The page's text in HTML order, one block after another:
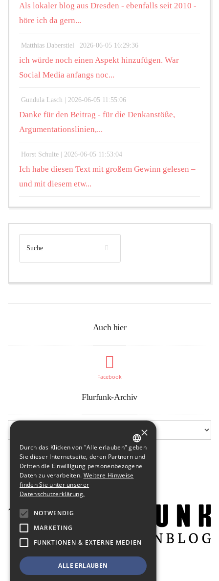
Als lokaler blog aus Dresden - ebenfalls seit 2010 -
höre ich da gern...
Matthias Daberstiel | 2026-06-05 16:29:36
ich würde noch einen Aspekt hinzufügen. War
Social Media anfangs noc...
Gundula Lasch | 2026-06-05 11:55:06
Danke für den Beitrag - für die Denkanstöße,
Argumentationslinien,...
Horst Schulte | 2026-06-05 11:53:04
Ich habe diesen Text mit großem Gewinn gelesen –
und mit diesem etw...
Auch hier
Facebook
Flurfunk-Archiv
GERMAN
ENGLISH
×
Durch das Klicken von "Alle erlauben" geben
Sie dieser Internetseite, deren Partnern und
Dritten die Einwilligung personenbezogene
Daten zu verarbeiten. Weitere Hinweise
finden Sie unter unserer
Datenschutzerklärung.
NOTWENDIG
MARKETING
FUNKTIONEN & EXTERNE MEDIEN
ALLE ERLAUBEN